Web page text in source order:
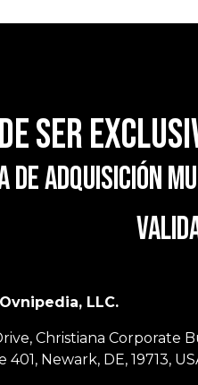
ser
de adquisición
Ovnipedia, LLC.
Christiana Corporate
Newark, DE, 19713,